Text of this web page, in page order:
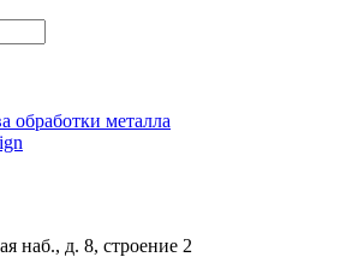
обработки металла
наб., д. 8, строение 2